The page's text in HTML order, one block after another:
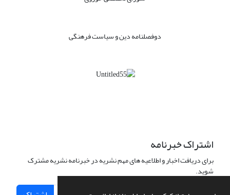
دوفصلنامه دین و سیاست فرهنگی
اشتراک خبرنامه
برای دریافت اخبار و اطلاعیه های مهم نشریه در خبرنامه نشریه مشترک
شوید.